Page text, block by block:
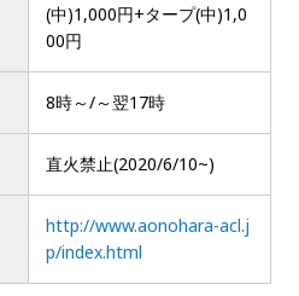
(中)1,000円+タープ(中)1,0
00円
8時～/～翌17時
直火禁止(2020/6/10~)
http://www.aonohara-acl.j
p/index.html